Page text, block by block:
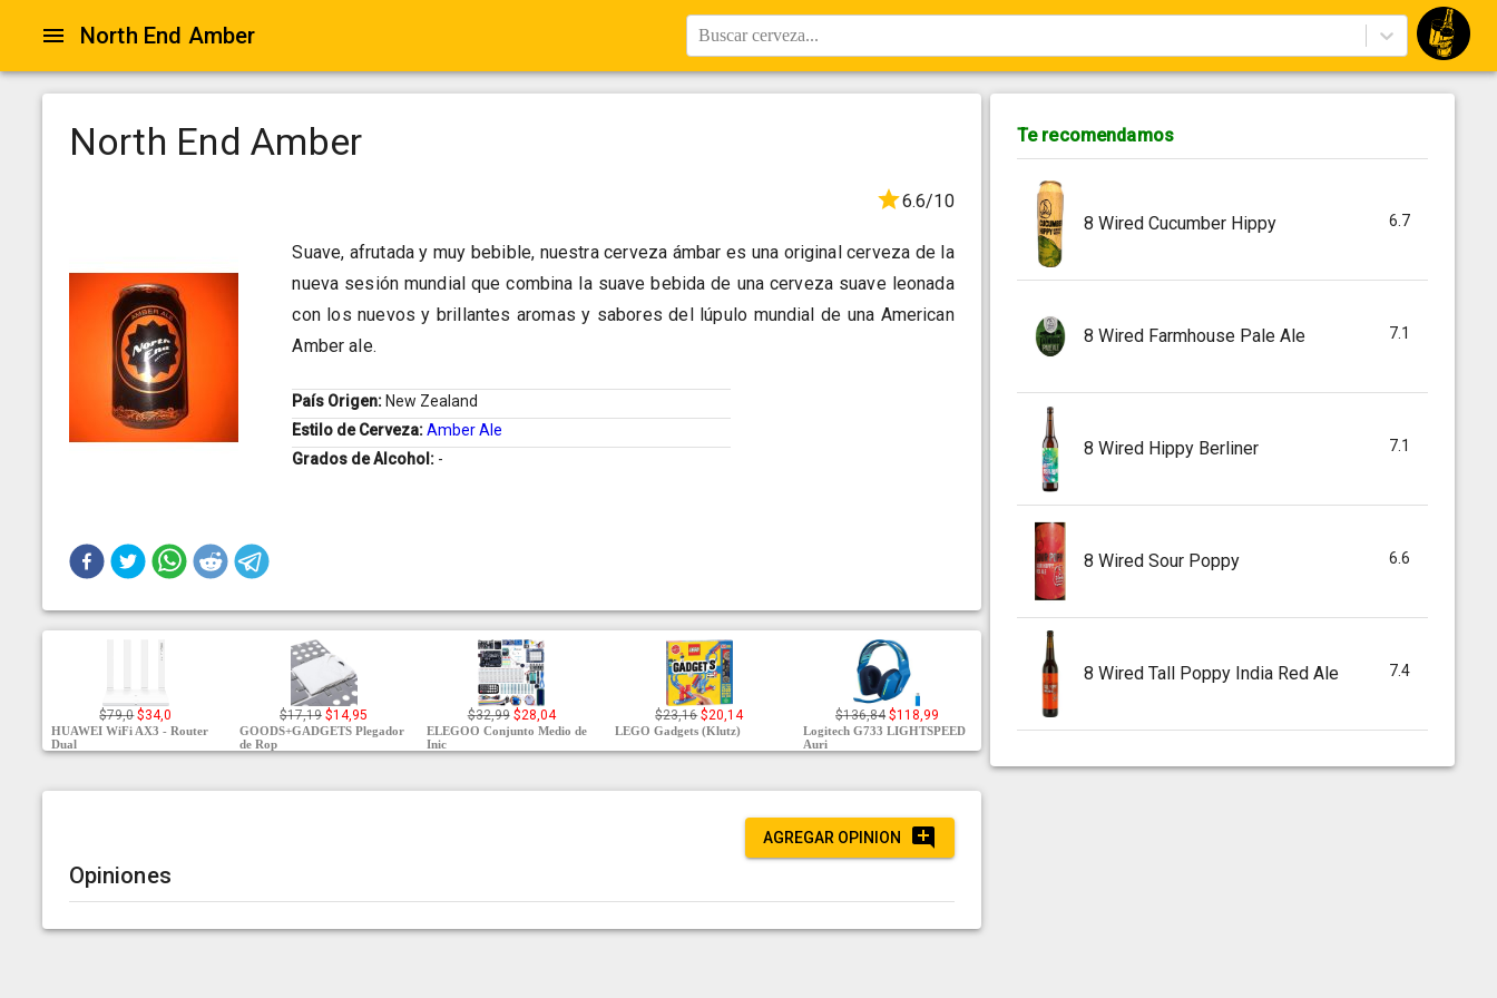
North End Amber Buscar cerveza...
North End Amber
6.6/10
Suave, afrutada y muy bebible, nuestra cerveza ámbar es una original cerveza de la
nueva sesión mundial que combina la suave bebida de una cerveza suave leonada
con los nuevos y brillantes aromas y sabores del lúpulo mundial de una American
Amber ale.
País Origen: New Zealand
Estilo de Cerveza:Amber Ale
Grados de Alcohol: -
$79,0 $34,0
HUAWEI WiFi AX3 - Router
Dual
$17,19 $14,95
GOODS+GADGETS Plegador
de Rop
$32,99 $28,04
ELEGOO Conjunto Medio de
Inic
$23,16 $20,14
LEGO Gadgets (Klutz)
$136,84 $118,99
Logitech G733 LIGHTSPEED
Auri
AGREGAR OPINION
Opiniones
Te recomendamos
8 Wired Cucumber Hippy 6.7
8 Wired Farmhouse Pale Ale 7.1
8 Wired Hippy Berliner 7.1
8 Wired Sour Poppy 6.6
8 Wired Tall Poppy India Red Ale 7.4